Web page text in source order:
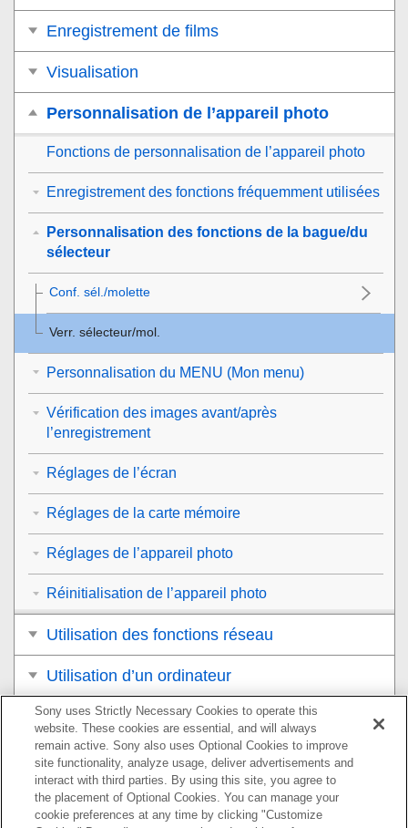
Enregistrement de films
Visualisation
Personnalisation de l’appareil photo
Fonctions de personnalisation de l’appareil photo
Enregistrement des fonctions fréquemment utilisées
Personnalisation des fonctions de la bague/du
sélecteur
Conf. sél./molette
Verr. sélecteur/mol.
Personnalisation du MENU (Mon menu)
Vérification des images avant/après
l’enregistrement
Réglages de l’écran
Réglages de la carte mémoire
Réglages de l’appareil photo
Réinitialisation de l’appareil photo
Utilisation des fonctions réseau
Utilisation d’un ordinateur
Liste des éléments du MENU
Précautions/Le produit
Si vous avez des problèmes
Sony uses Strictly Necessary Cookies to operate this
website. These cookies are essential, and will always
remain active. Sony also uses Optional Cookies to improve
site functionality, analyze usage, deliver advertisements and
interact with third parties. By using this site, you agree to
the placement of Optional Cookies. You can manage your
cookie preferences at any time by clicking "Customize